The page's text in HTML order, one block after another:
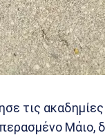
τις
Μάιο,